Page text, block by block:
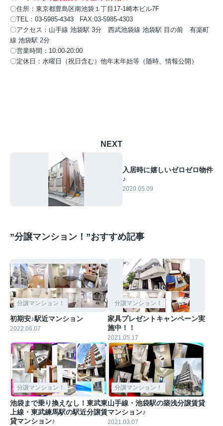
〇住所：東京都豊島区南池袋１丁目17-1崎本ビル7F
〇TEL：03-5985-4343 FAX:03-5985-4303
〇アクセス： 山手線 池袋駅 3分 西武池袋線 池袋駅 目の前 有楽町
線 池袋駅 2分
〇営業時間：10:00-20:00
〇定休日：水曜日（祝日含む）他年末年始等（随時、情報公開）
NEXT
入居時に嬉しいゼロゼロ物件
♪
2020.05.09
”分譲マンション！”おすすめ記事
分譲マンション！
初期安♪駅近マンション
2022.06.07
分譲マンション！
家具プレゼントキャンペーン実
施中！！
2021.05.17
分譲マンション！
池袋まで乗り換えなし！東武東
上線・東武練馬駅の駅近分譲賃
貸マンション♪
分譲マンション！
山手線・池袋駅の築浅分譲賃貸
マンション♪
2021.03.07